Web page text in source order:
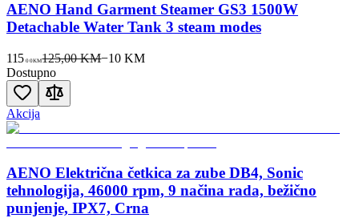
AENO Hand Garment Steamer GS3 1500W
Detachable Water Tank 3 steam modes
115 00KM125,00 KM−10 KM
Dostupno
Akcija
AENO Električna četkica za zube DB4, Sonic
tehnologija, 46000 rpm, 9 načina rada, bežično
punjenje, IPX7, Crna